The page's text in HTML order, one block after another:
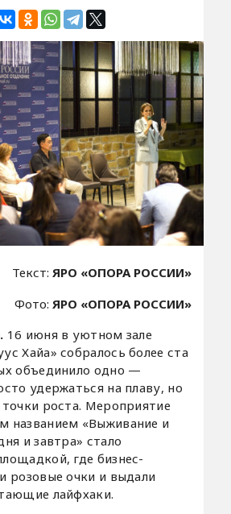
Текст: ЯРО «ОПОРА РОССИИ»
Фото: ЯРО «ОПОРА РОССИИ»
16 июня в уютном зале
Хайа» собралось более ста
объединило одно —
удержаться на плаву, но
роста. Мероприятие
названием «Выживание и
и завтра» стало
где бизнес-
розовые очки и выдали
лайфхаки.